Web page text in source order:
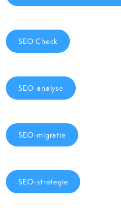
SEO Check
SEO-analyse
SEO-migratie
SEO-strategie